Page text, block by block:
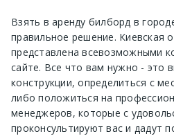
Взять в аренду билборд в
правильное решение. Киевская
представлена всевозможными
сайте. Все что вам нужно - это
конструкции, определиться с
либо положиться на
менеджеров, которые с
проконсультируют вас и дадут